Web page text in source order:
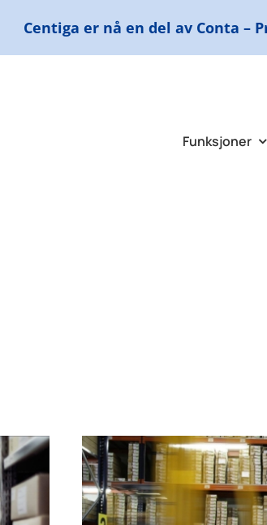
Centiga er nå en del av Conta –
Funksjoner